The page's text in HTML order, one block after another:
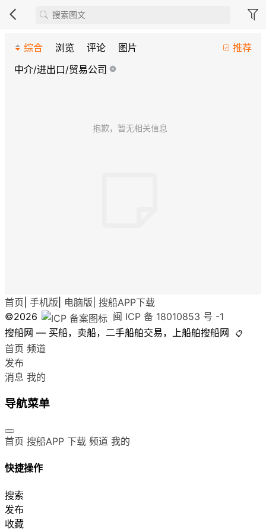
推荐
综合 浏览 评论
图片
中介/进出口/贸易公司
抱歉，暂无相关信息
首页 手机版 电脑版 搜船APP下载
©2026
闽 ICP 备 18010853 号 -1
搜船网 — 买船，卖船，二手船舶交易，上船舶搜船网
📋
首页 频道
发布
消息 我的
导航菜单
首页 搜船APP 下载 频道 我的
快捷操作
搜索
发布
收藏